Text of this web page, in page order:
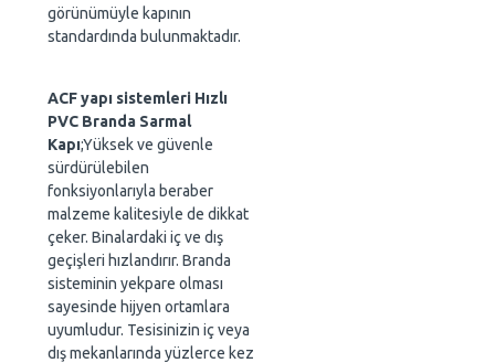
görünümüyle kapının
standardında bulunmaktadır.
ACF yapı sistemleri Hızlı
PVC Branda Sarmal
Kapı;Yüksek ve güvenle
sürdürülebilen
fonksiyonlarıyla beraber
malzeme kalitesiyle de dikkat
çeker. Binalardaki iç ve dış
geçişleri hızlandırır. Branda
sisteminin yekpare olması
sayesinde hijyen ortamlara
uyumludur. Tesisinizin iç veya
dış mekanlarında yüzlerce kez